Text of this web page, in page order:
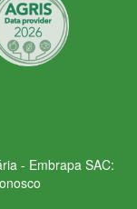
- Embrapa SAC: